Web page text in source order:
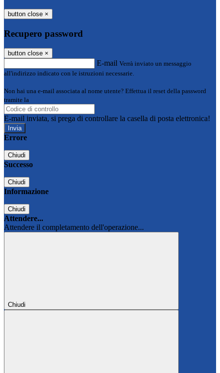
button close ×
Recupero password
button close ×
E-mail Verrà inviato un messaggio
all'indirizzo indicato con le istruzioni necessarie.
Non hai una e-mail associata al nome utente? Effettua il reset della password
tramite la
E-mail inviata, si prega di controllare la casella di posta elettronica!
Errore
Chiudi
Successo
Chiudi
Informazione
Chiudi
Attendere...
Attendere il completamento dell'operazione...
Chiudi